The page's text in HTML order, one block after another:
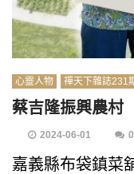
心靈人物 禪天下雜誌231
蔡吉隆振興農
2024-06-01 0
嘉義縣布袋鎮菜